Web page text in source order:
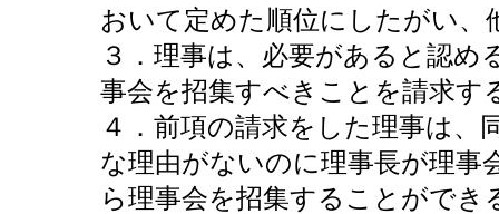
おいて定めた順位にしたがい、
３．理事は、必要があると認
事会を招集すべきことを請求す
４．前項の請求をした理事は、
な理由がないのに理事長が理事
ら理事会を招集することができ